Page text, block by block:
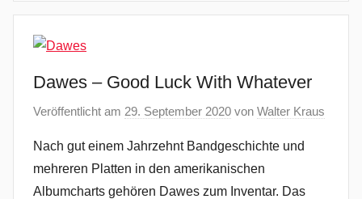
Dawes – Good Luck With Whatever
Veröffentlicht am 29. September 2020 von Walter Kraus
Nach gut einem Jahrzehnt Bandgeschichte und
mehreren Platten in den amerikanischen
Albumcharts gehören Dawes zum Inventar. Das